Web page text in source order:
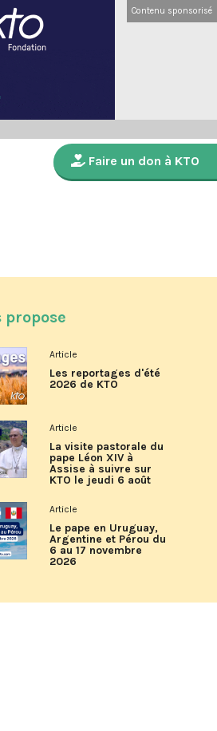
Contenu sponsorisé
Faire un don à KTO
propose
Article
Les reportages d'été
2026 de KTO
Article
La visite pastorale du
pape Léon XIV à
Assise à suivre sur
KTO le jeudi 6 août
Article
Le pape en Uruguay,
Argentine et Pérou du
6 au 17 novembre
2026